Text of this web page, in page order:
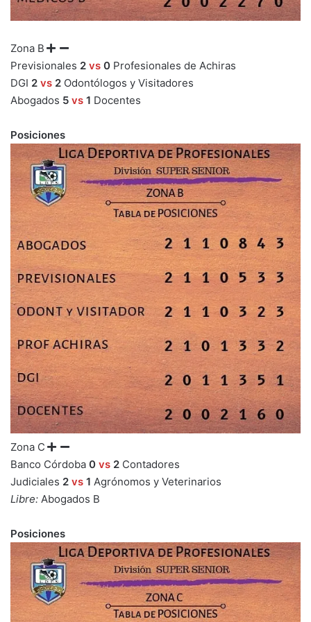
Zona B
Previsionales 2 vs 0 Profesionales de Achiras
DGI 2 vs 2 Odontólogos y Visitadores
Abogados 5 vs 1 Docentes
Posiciones
Zona C
Banco Córdoba 0 vs 2 Contadores
Judiciales 2 vs 1 Agrónomos y Veterinarios
Libre: Abogados B
Posiciones